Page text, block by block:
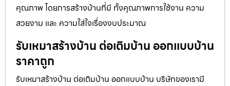
คุณภาพ โดยการสร้างบ้านที่มี ทั้งคุณภาพการใช้งาน ความ
สวยงาม และ ความใส่ใจเรื่องงบประมาณ
รับเหมาสร้างบ้าน ต่อเติมบ้าน ออกแบบบ้าน
ราคาถูก
รับเหมาสร้างบ้าน ต่อเติมบ้าน ออกแบบบ้าน บริษัทของเรามี